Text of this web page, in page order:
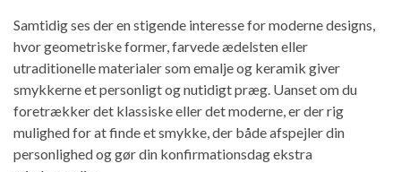
Samtidig ses der en stigende interesse for moderne designs,
hvor geometriske former, farvede ædelsten eller
utraditionelle materialer som emalje og keramik giver
smykkerne et personligt og nutidigt præg. Uanset om du
foretrækker det klassiske eller det moderne, er der rig
mulighed for at finde et smykke, der både afspejler din
personlighed og gør din konfirmationsdag ekstra